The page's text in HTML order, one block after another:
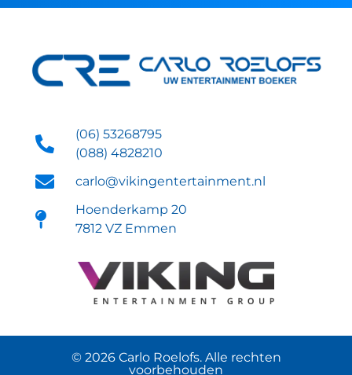
(06) 53268795
(088) 4828210
carlo@vikingentertainment.nl
Hoenderkamp 20
7812 VZ Emmen
© 2026 Carlo Roelofs. Alle rechten
voorbehouden